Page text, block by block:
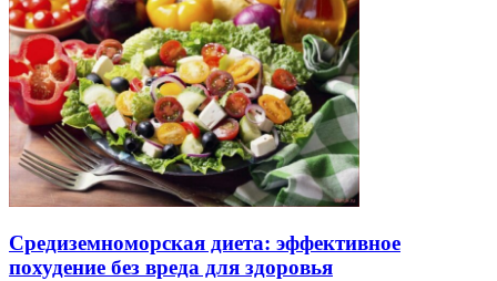
Средиземноморская диета: эффективное
похудение без вреда для здоровья